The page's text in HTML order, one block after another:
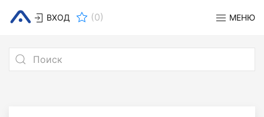
ВХОД (0) МЕНЮ